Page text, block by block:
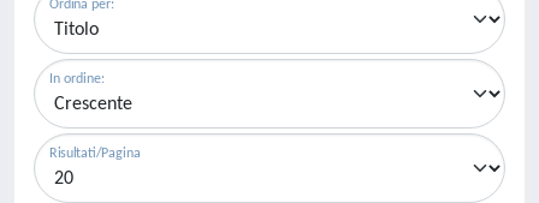
Ordina per:
In ordine:
Risultati/Pagina